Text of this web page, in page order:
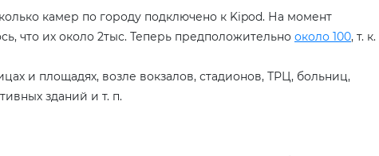
камер по городу подключено к Kipod. На момент
что их около 2тыс. Теперь предположительно около 100, т. к.
и площадях, возле вокзалов, стадионов, ТРЦ, больниц,
зданий и т. п.